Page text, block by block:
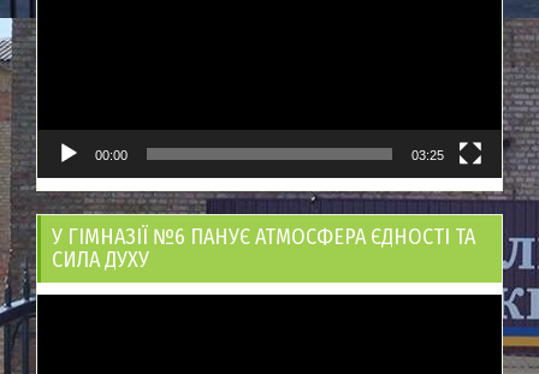
00:00 03:25
У ГІМНАЗІЇ №6 ПАНУЄ АТМОСФЕРА ЄДНОСТІ ТА
СИЛА ДУХУ